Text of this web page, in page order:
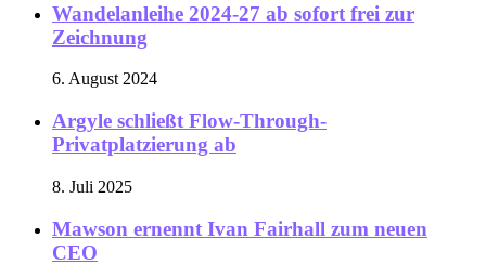
Wandelanleihe 2024-27 ab sofort frei zur
Zeichnung
6. August 2024
Argyle schließt Flow-Through-
Privatplatzierung ab
8. Juli 2025
Mawson ernennt Ivan Fairhall zum neuen
CEO